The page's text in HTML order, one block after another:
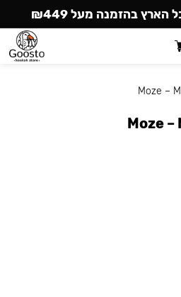
Moze –
Moze –
הארץ בהזמנה מעל ₪449